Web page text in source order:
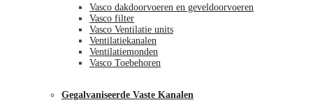
Vasco dakdoorvoeren en geveldoorvoeren
Vasco filter
Vasco Ventilatie units
Ventilatiekanalen
Ventilatiemonden
Vasco Toebehoren
Gegalvaniseerde Vaste Kanalen